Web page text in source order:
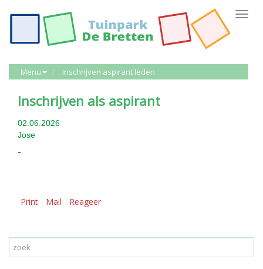
Menu Inschrijven aspirant leden
Inschrijven als aspirant
02.06.2026
Jose
-
Print Mail Reageer